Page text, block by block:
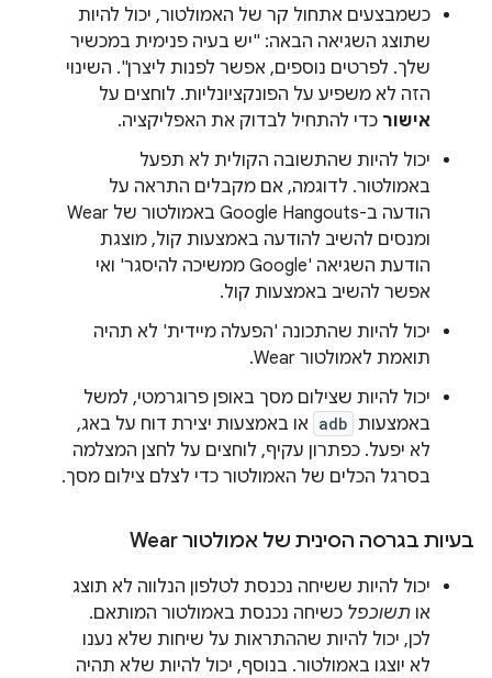
כשמבצעים אתחול קר של האמולטור, יכול להיות
שתוצג השגיאה הבאה: "יש בעיה פנימית במכשיר
שלך. לפרטים נוספים, אפשר לפנות ליצרן". השינוי
הזה לא משפיע על הפונקציונליות. לוחצים על
אישור כדי להתחיל לבדוק את האפליקציה.
יכול להיות שהתשובה הקולית לא תפעל
באמולטור. לדוגמה, אם מקבלים התראה על
הודעה ב-Google Hangouts באמולטור של Wear
ומנסים להשיב להודעה באמצעות קול, מוצגת
הודעת השגיאה 'Google ממשיכה להיסגר' ואי
אפשר להשיב באמצעות קול.
יכול להיות שהתכונה 'הפעלה מיידית' לא תהיה
תואמת לאמולטור Wear.
יכול להיות שצילום מסך באופן פרוגרמטי, למשל
באמצעות adb או באמצעות יצירת דוח על באג,
לא יפעל. כפתרון עקיף, לוחצים על לחצן המצלמה
בסרגל הכלים של האמולטור כדי לצלם צילום מסך.
בעיות בגרסה הסינית של אמולטור Wear
יכול להיות ששיחה נכנסת לטלפון הנלווה לא תוצג
או תשוכפל כשיחה נכנסת באמולטור המותאם.
לכן, יכול להיות שההתראות על שיחות שלא נענו
לא יוצגו באמולטור. בנוסף, יכול להיות שלא תהיה